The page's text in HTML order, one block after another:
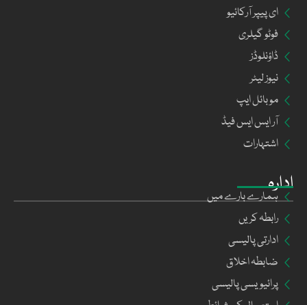
ادارہ
ہمارے بارے میں
رابطہ کریں
ادارتی پالیسی
ضابطہ اخلاق
پرائیویسی پالیسی
ای پیپر آرکائیو
فوٹو گیلری
ڈاؤنلوڈز
نیوز لیٹر
موبائل ایپ
آر ایس ایس فیڈ
اشتہارات